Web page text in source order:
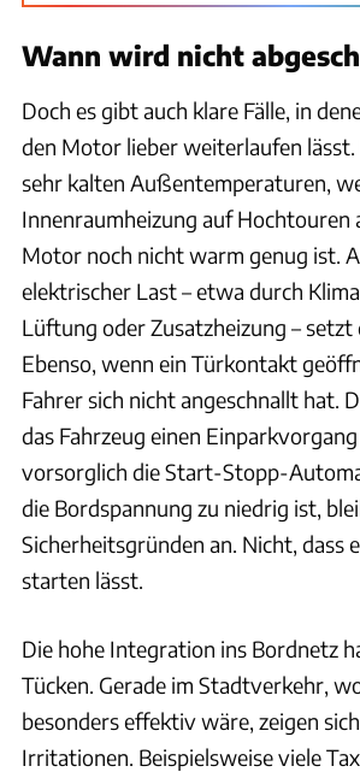
Wann wird nicht
Doch es gibt auch klare Fälle, in
den Motor lieber weiterlaufen lässt.
sehr kalten Außentemperaturen,
Innenraumheizung auf Hochtouren
Motor noch nicht warm genug ist.
elektrischer Last – etwa durch
Lüftung oder Zusatzheizung – setzt
Ebenso, wenn ein Türkontakt
Fahrer sich nicht angeschnallt hat.
das Fahrzeug einen
vorsorglich die Start-Stopp-
die Bordspannung zu niedrig ist,
Sicherheitsgründen an. Nicht, dass
starten lässt.
Die hohe Integration ins Bordnetz
Tücken. Gerade im Stadtverkehr,
besonders effektiv wäre, zeigen
Irritationen. Beispielsweise viele